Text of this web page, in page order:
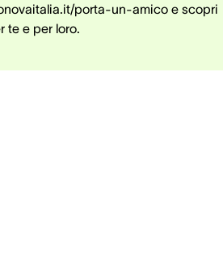
porta-un-amico e scopri
te e per loro.